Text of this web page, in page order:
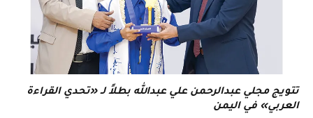
تتويج مجلي عبدالرحمن علي عبدالله بطلاً لـ «تحدي القراءة
العربي» في اليمن